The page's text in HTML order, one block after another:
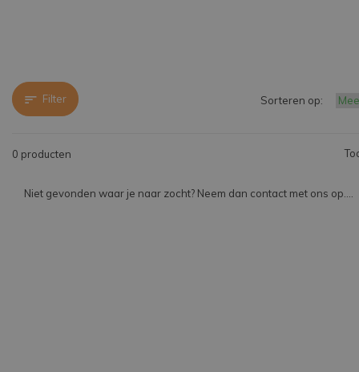
Filter
0 producten
Sorteren op:
Niet gevonden waar je naar zocht? Neem dan contact met ons op....